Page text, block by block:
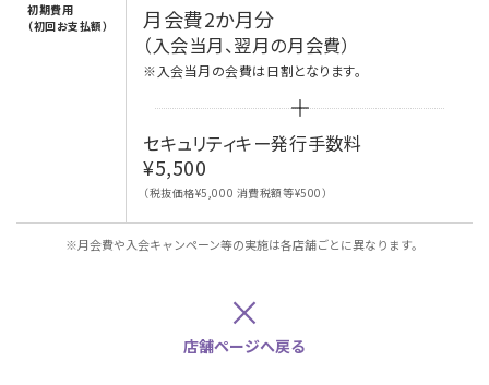
初期費用
（初回お支払額）
月会費2か月分
（入会当月、翌月の月会費）
※入会当月の会費は日割となります。
セキュリティキー発行手数料
¥5,500
（税抜価格¥5,000 消費税額等¥500）
※月会費や入会キャンペーン等の実施は各店舗ごとに異なります。
×
店舗ページへ戻る